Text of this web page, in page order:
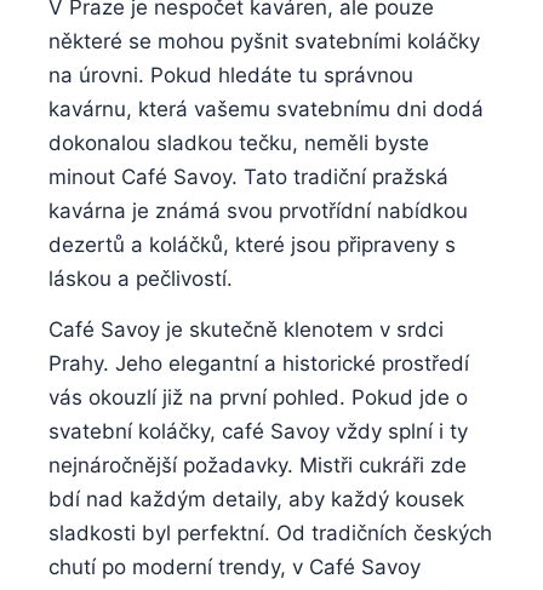
V Praze je nespočet kaváren, ale pouze
některé se mohou pyšnit svatebními koláčky
na úrovni. Pokud hledáte tu správnou
kavárnu, která vašemu svatebnímu dni dodá
dokonalou sladkou tečku, neměli byste
minout Café Savoy. Tato tradiční pražská
kavárna je známá svou prvotřídní nabídkou
dezertů a koláčků, které jsou připraveny s
láskou a pečlivostí.
Café Savoy je skutečně klenotem v srdci
Prahy. Jeho elegantní a historické prostředí
vás okouzlí již na první pohled. Pokud jde o
svatební koláčky, café Savoy vždy splní i ty
nejnáročnější požadavky. Mistři cukráři zde
bdí nad každým detaily, aby každý kousek
sladkosti byl perfektní. Od tradičních českých
chutí po moderní trendy, v Café Savoy